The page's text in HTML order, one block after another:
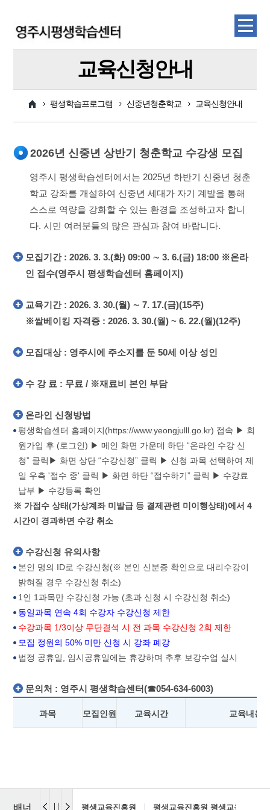
교육신청안내
평생학습프로그램 신중년청춘학교 교육신청안내
2026년 신중년 상반기 청춘학교 수강생 모집
영주시 평생학습센터에서는 2025년 하반기 신중년 청춘
학교 강좌를 개설하여 신중년 세대가 자기 계발을 통해
스스로 역량을 강화할 수 있는 환경을 조성하고자 합니
다. 시민 여러분들의 많은 관심과 참여 바랍니다.
모집기간 : 2026. 3. 3.(화) 09:00 ∼ 3. 6.(금) 18:00 ※온라
인 접수(영주시 평생학습센터 홈페이지)
교육기간 : 2026. 3. 30.(월) ∼ 7. 17.(금)(15주)
※쌀베이킹 자격증 : 2026. 3. 30.(월) ~ 6. 22.(월)(12주)
모집대상 : 영주시에 주소지를 둔 50세 이상 성인
수 강 료 : 무료 / ※재료비 본인 부담
온라인 신청방법
평생학습센터 홈페이지(https://www.yeongjulll.go.kr) 접속 ▶ 회
원가입 후 (로그인) ▶ 메인 화면 가운데 하단 “온라인 수강 신
청” 클릭▶ 화면 상단 “수강신청” 클릭 ▶ 신청 과목 선택하여 제
일 우측 '접수 중' 클릭 ▶ 화면 하단 “접수하기” 클릭 ▶ 수강료
납부 ▶ 수강등록 확인
※ 가접수 상태(가상계좌 미발급 등 결제관련 미이행상태)에서 4
시간이 경과하면 수강 취소
수강신청 유의사항
본인 명의 ID로 수강신청(※ 본인 신분증 확인으로 대리수강이
밝혀질 경우 수강신청 취소)
1인 1과목만 수강신청 가능 (초과 신청 시 수강신청 취소)
동일과목 연속 4회 수강자 수강신청 제한
수강과목 1/3이상 무단결석 시 전 과목 수강신청 2회 제한
모집 정원의 50% 미만 신청 시 강좌 폐강
법정 공휴일, 임시공휴일에는 휴강하며 추후 보강수업 실시
문의처 : 영주시 평생학습센터(☎054-634-6003)
과목 모집인원 교육시간 교육내용
배너 평생교육진흥원 평생교육진흥원 평생교육센터